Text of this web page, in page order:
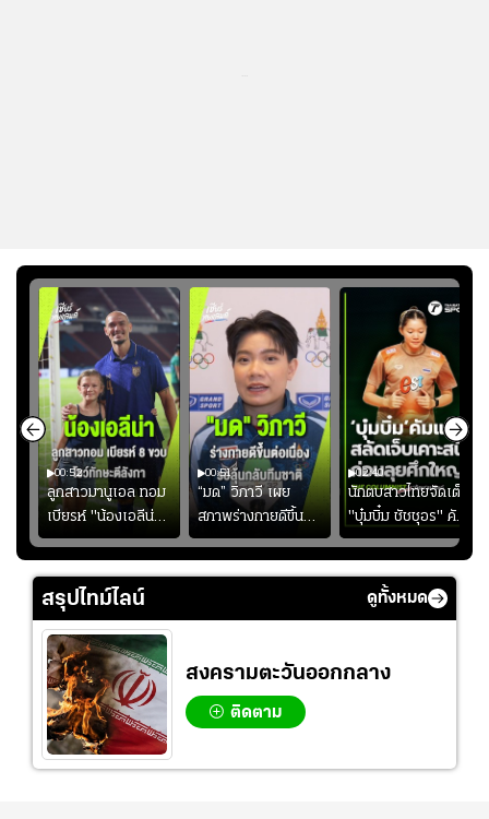
00:52
ลูกสาวมานูเอล ทอม
เบียรห์ "น้องเอลีน่า"
วัย 8 ขวบ โชว์ตี
ลังกาสุดพริ้ว
00:51
“มด” วิภาวี เผย
สภาพร่างกายดีขึ้น
อย่างต่อเนื่อง พร้อม
พยายามลงสนามให้
02:40
นักตบสาวไทยจัดเต็ม
"บุ๋มบิ๋ม ชัชชุอร" คัม
แบ็ก ศึก" SEA V
CUP 2026" เลก
สอง!!
สรุปไทม์ไลน์ ดูทั้งหมด
สงครามตะวันออกกลาง
ติดตาม